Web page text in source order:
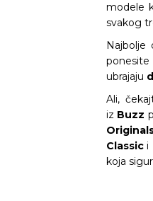
modele
svakog
Najbolje
ubrajaju
Ali,
iz Buzz
Classici
koja